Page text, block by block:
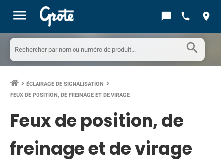
menu chat_bubble call location_on
search
keyboard_arrow_right ÉCLAIRAGE DE SIGNALISATION keyboard_arrow_right
FEUX DE POSITION, DE FREINAGE ET DE VIRAGE
Feux de position, de
freinage et de virage